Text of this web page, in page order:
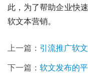
此，为了帮助企业快
软文本营销。
上一篇： 引流推广软
下一篇： 软文发布的